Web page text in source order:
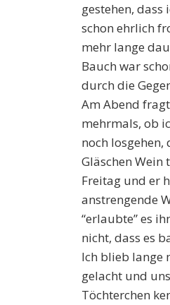
gestehen,
schon ehrlich
mehr lange
Bauch war
durch die
Am Abend
mehrmals, ob
noch losgehen,
Gläschen Wein
Freitag und er
anstrengende
“erlaubte” es
nicht, dass es
Ich blieb lange
gelacht und
Töchterchen